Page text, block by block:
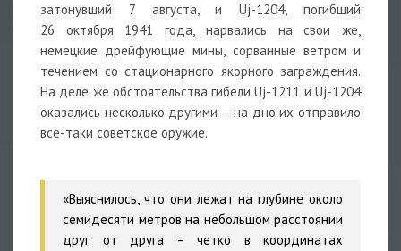
затонувший 7 августа, и Uj-1204, погибший
26 октября 1941 года, нарвались на свои же,
немецкие дрейфующие мины, сорванные ветром и
течением со стационарного якорного заграждения.
На деле же обстоятельства гибели Uj-1211 и Uj-1204
оказались несколько другими – на дно их отправило
все-таки советское оружие.
«Выяснилось, что они лежат на глубине около
семидесяти метров на небольшом расстоянии
друг от друга – четко в координатах